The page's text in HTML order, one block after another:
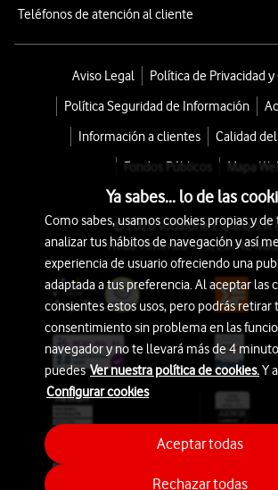
Teléfonos de atención al cliente
Aviso Legal
Política de Privacidad y
Política Seguridad de Información
Información a clientes
Calidad
Fondos Públicos
Mapa Web
© 2026 Vodafone España
Avda. América 115, 28042
Ya sabes... lo de las
Como sabes, usamos cookies propias y
analizar tus hábitos de navegación y así
experiencia de usuario ofreciendo una
adaptada a tus preferencia. Al aceptar las
consientes estos usos, pero podrás retirar
consentimiento sin problema en las
navegador y no te llevará más de 4
puedesVer nuestra política de cookies.Y
Configurar cookies
Rechazar todas
Aceptar todas